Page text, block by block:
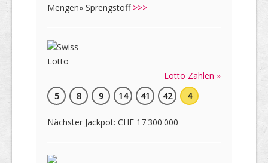
Mengen» Sprengstoff >>>
Lotto Zahlen »
5
8 9 14 41 42 4
Nächster Jackpot: CHF 17'300'000